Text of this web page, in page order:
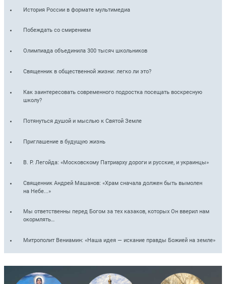
История России в формате мультимедиа
Побеждать со смирением
Олимпиада объединила 300 тысяч школьников
Священник в общественной жизни: легко ли это?
Как заинтересовать современного подростка посещать воскресную
школу?
Потянуться душой и мыслью к Святой Земле
Приглашение в будущую жизнь
В. Р. Легойда: «Московскому Патриарху дороги и русские, и украинцы»
Священник Андрей Машанов: «Храм сначала должен быть вымолен
на Небе...»
Мы ответственны перед Богом за тех казаков, которых Он вверил нам
окормлять…
Митрополит Вениамин: «Наша идея — искание правды Божией на земле»